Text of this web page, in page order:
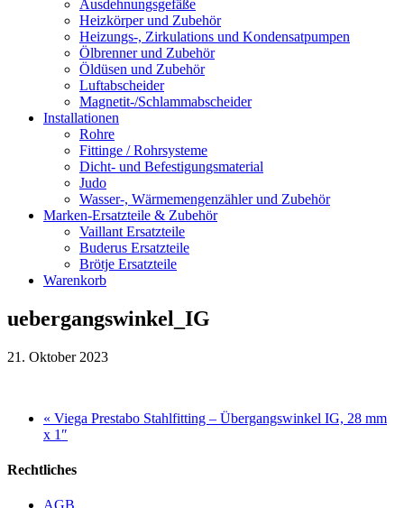
Ausdehnungsgefäße
Heizkörper und Zubehör
Heizungs-, Zirkulations und Kondensatpumpen
Ölbrenner und Zubehör
Öldüsen und Zubehör
Luftabscheider
Magnetit-/Schlammabscheider
Installationen
Rohre
Fittinge / Rohrsysteme
Dicht- und Befestigungsmaterial
Judo
Wasser-, Wärmemengenzähler und Zubehör
Marken-Ersatzteile & Zubehör
Vaillant Ersatzteile
Buderus Ersatzteile
Brötje Ersatzteile
Warenkorb
uebergangswinkel_IG
21. Oktober 2023
« Viega Prestabo Stahlfitting – Übergangswinkel IG, 28 mm
x 1″
Rechtliches